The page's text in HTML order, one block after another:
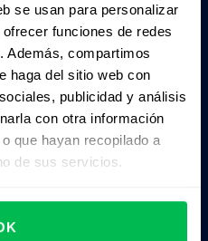
se usan para personalizar
funciones de redes
Además, compartimos
haga del sitio web con
publicidad y análisis
con otra información
que hayan recopilado a
de sus servicios.
Perplexity
People focused.